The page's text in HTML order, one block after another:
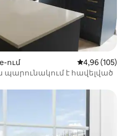
ում Միջին
4,96 (105)
պարունակում է հավելված